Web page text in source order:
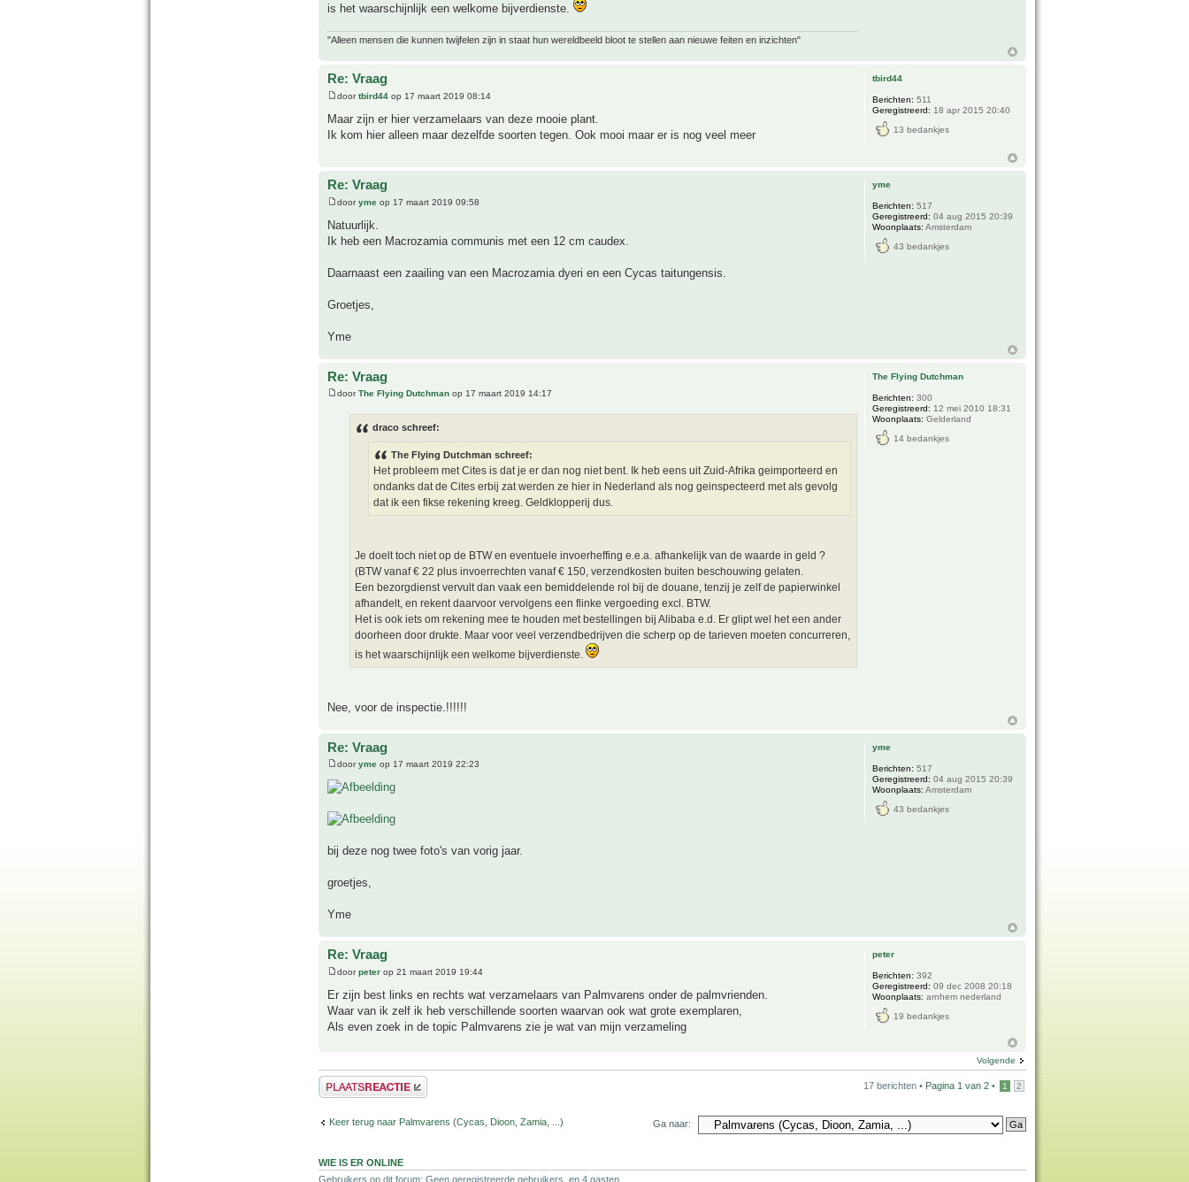
is het waarschijnlijk een welkome bijverdienste.
"Alleen mensen die kunnen twijfelen zijn in staat hun wereldbeeld bloot te stellen aan nieuwe feiten en inzichten"
Re: Vraag
doortbird44 op 17 maart 2019 08:14
Maar zijn er hier verzamelaars van deze mooie plant.
Ik kom hier alleen maar dezelfde soorten tegen. Ook mooi maar er is nog veel meer
tbird44
Berichten: 511
Geregistreerd: 18 apr 2015 20:40
13 bedankjes
Re: Vraag
dooryme op 17 maart 2019 09:58
Natuurlijk.
Ik heb een Macrozamia communis met een 12 cm caudex.
Daarnaast een zaailing van een Macrozamia dyeri en een Cycas taitungensis.
Groetjes,
Yme
yme
Berichten: 517
Geregistreerd: 04 aug 2015 20:39
Woonplaats: Amsterdam
43 bedankjes
Re: Vraag
doorThe Flying Dutchman op 17 maart 2019 14:17
draco schreef:
The Flying Dutchman schreef:
Het probleem met Cites is dat je er dan nog niet bent. Ik heb eens uit Zuid-Afrika geimporteerd en
ondanks dat de Cites erbij zat werden ze hier in Nederland als nog geinspecteerd met als gevolg
dat ik een fikse rekening kreeg. Geldklopperij dus.
Je doelt toch niet op de BTW en eventuele invoerheffing e.e.a. afhankelijk van de waarde in geld ?
(BTW vanaf € 22 plus invoerrechten vanaf € 150, verzendkosten buiten beschouwing gelaten.
Een bezorgdienst vervult dan vaak een bemiddelende rol bij de douane, tenzij je zelf de papierwinkel
afhandelt, en rekent daarvoor vervolgens een flinke vergoeding excl. BTW.
Het is ook iets om rekening mee te houden met bestellingen bij Alibaba e.d. Er glipt wel het een ander
doorheen door drukte. Maar voor veel verzendbedrijven die scherp op de tarieven moeten concurreren,
is het waarschijnlijk een welkome bijverdienste.
Nee, voor de inspectie.!!!!!!
The Flying Dutchman
Berichten: 300
Geregistreerd: 12 mei 2010 18:31
Woonplaats: Gelderland
14 bedankjes
Re: Vraag
dooryme op 17 maart 2019 22:23
bij deze nog twee foto's van vorig jaar.
groetjes,
Yme
yme
Berichten: 517
Geregistreerd: 04 aug 2015 20:39
Woonplaats: Amsterdam
43 bedankjes
Re: Vraag
doorpeter op 21 maart 2019 19:44
Er zijn best links en rechts wat verzamelaars van Palmvarens onder de palmvrienden.
Waar van ik zelf ik heb verschillende soorten waarvan ook wat grote exemplaren,
Als even zoek in de topic Palmvarens zie je wat van mijn verzameling
peter
Berichten: 392
Geregistreerd: 09 dec 2008 20:18
Woonplaats: arnhem nederland
19 bedankjes
Volgende
Plaats een reactie 17 berichten • Pagina 1 van 2 • 1 2
Keer terug naar Palmvarens (Cycas, Dioon, Zamia, ...) Ga naar:
WIE IS ER ONLINE
Gebruikers op dit forum: Geen geregistreerde gebruikers. en 4 gasten